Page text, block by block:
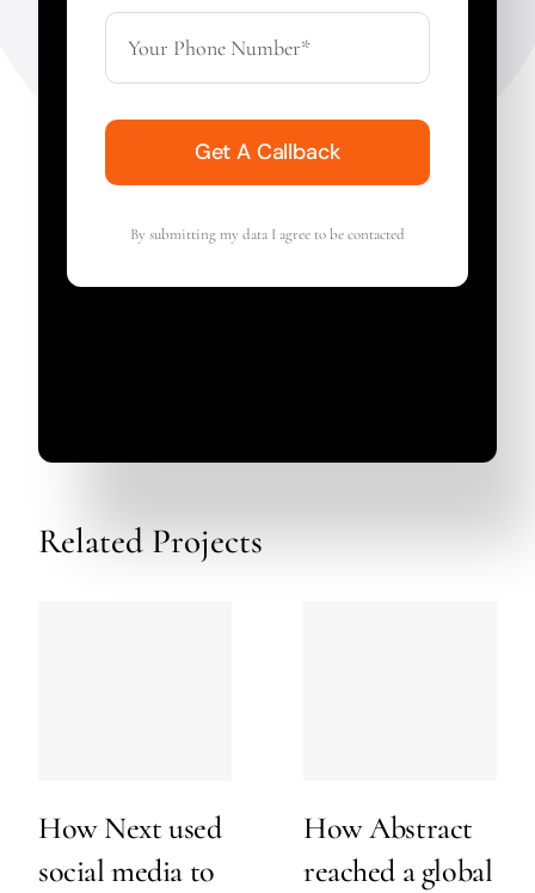
Get A Callback
By submitting my data I agree to be contacted
Related Projects
How Next used
social media to
How Abstract
reached a global